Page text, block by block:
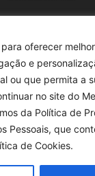
oferecer
e
ou que permita a
no site do
da Política de
Pessoais, que
de Cookies.